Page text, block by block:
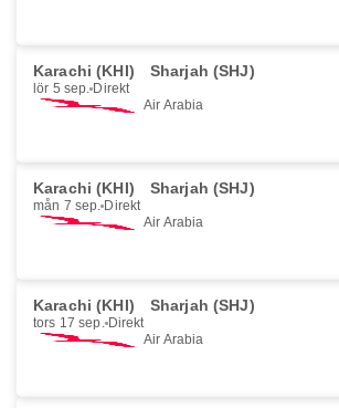
Karachi (KHI) Sharjah (SHJ)
lör 5 sep. Direkt
Air Arabia
Karachi (KHI) Sharjah (SHJ)
mån 7 sep. Direkt
Air Arabia
Karachi (KHI) Sharjah (SHJ)
tors 17 sep. Direkt
Air Arabia